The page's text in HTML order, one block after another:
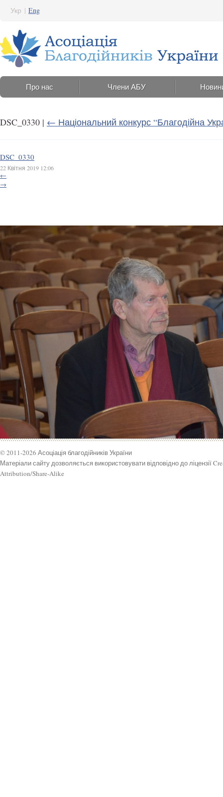
Укр | Eng
Про нас Члени АБУ
DSC_0330 | ← Національний конкурс “Благодійна
DSC_0330
22 Квітня 2019 12:06
←
→
© 2011-2026 Асоціація благодійників України
Матеріали сайту дозволяється використовувати відповідно до ліцензії
Attribution/Share-Alike